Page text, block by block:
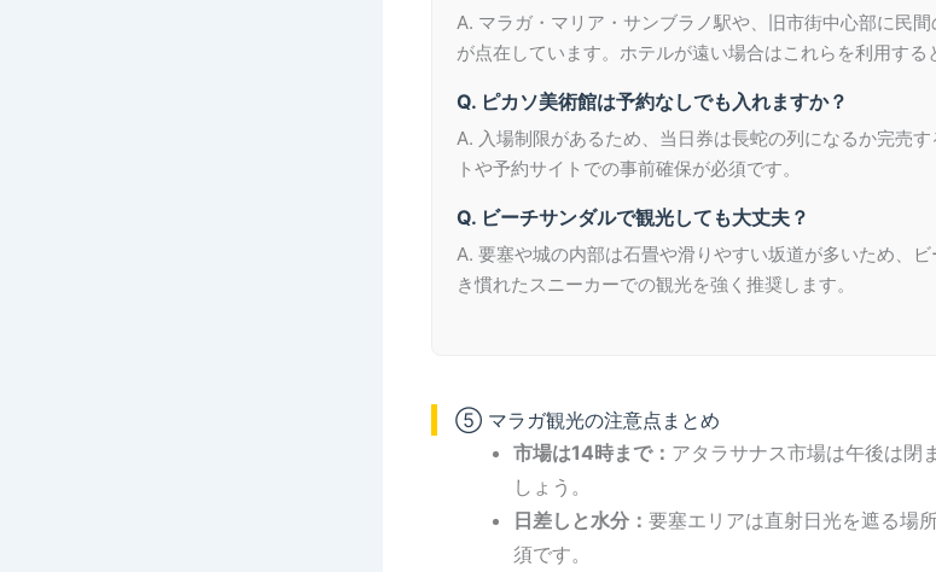
A. マラガ・マリア・サンブラノ駅や、旧市街中心部に民間
が点在しています。ホテルが遠い場合はこれらを利用する
Q. ピカソ美術館は予約なしでも入れますか？
A. 入場制限があるため、当日券は長蛇の列になるか完売
トや予約サイトでの事前確保が必須です。
Q. ビーチサンダルで観光しても大丈夫？
A. 要塞や城の内部は石畳や滑りやすい坂道が多いため、
き慣れたスニーカーでの観光を強く推奨します。
⑤ マラガ観光の注意点まとめ
市場は14時まで： アタラサナス市場は午後は閉
しょう。
日差しと水分： 要塞エリアは直射日光を遮る場
須です。